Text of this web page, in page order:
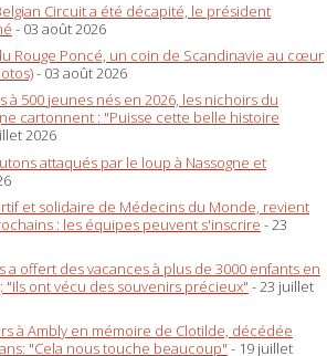
Circuit a été décapité, le président
- 03 août 2026
Rouge Poncé, un coin de Scandinavie au cœur
- 03 août 2026
à 500 jeunes nés en 2026, les nichoirs du
cartonnent : "Puisse cette belle histoire
2026
attaqués par le loup à Nassogne et
et solidaire de Médecins du Monde, revient
: les équipes peuvent s'inscrire - 23
a offert des vacances à plus de 3000 enfants en
ont vécu des souvenirs précieux" - 23 juillet
à Ambly en mémoire de Clotilde, décédée
"Cela nous touche beaucoup" - 19 juillet